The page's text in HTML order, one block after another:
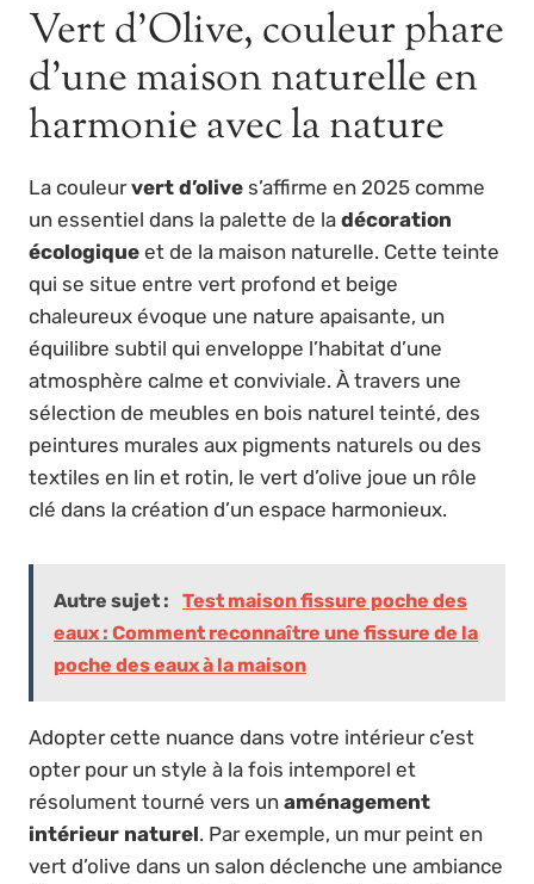
Vert d’Olive, couleur phare
d’une maison naturelle en
harmonie avec la nature
La couleurvert d’olive s’affirme en 2025 comme
un essentiel dans la palette de la décoration
écologique et de la maison naturelle. Cette teinte
qui se situe entre vert profond et beige
chaleureux évoque une nature apaisante, un
équilibre subtil qui enveloppe l’habitat d’une
atmosphère calme et conviviale. À travers une
sélection de meubles en bois naturel teinté, des
peintures murales aux pigments naturels ou des
textiles en lin et rotin, le vert d’olive joue un rôle
clé dans la création d’un espace harmonieux.
Autre sujet :
Test maison fissure poche des
eaux : Comment reconnaître une fissure de la
poche des eaux à la maison
Adopter cette nuance dans votre intérieur c’est
opter pour un style à la fois intemporel et
résolument tourné vers un aménagement
intérieur naturel. Par exemple, un mur peint en
vert d’olive dans un salon déclenche une ambiance